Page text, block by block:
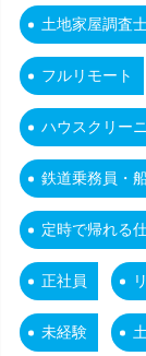
土地家屋調査
フルリモート
ハウスクリー
鉄道乗務員・
定時で帰れる
正社員
未経験